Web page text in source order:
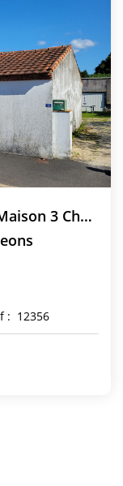
SAINT HILAIRE DE CHALEONS Maison 3 Chambres
: 12356